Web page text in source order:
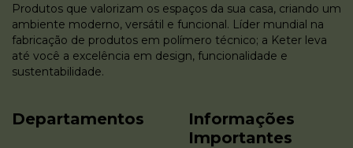
Produtos que valorizam os espaços da sua casa, criando um
ambiente moderno, versátil e funcional. Líder mundial na
fabricação de produtos em polímero técnico; a Keter leva
até você a excelência em design, funcionalidade e
sustentabilidade.
Departamentos
Informações
Importantes